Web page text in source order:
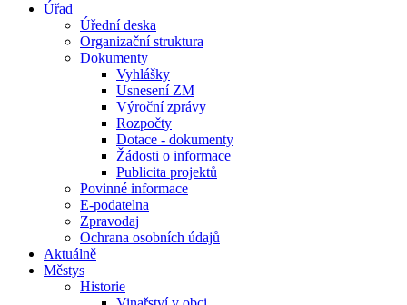
Úřad
Úřední deska
Organizační struktura
Dokumenty
Vyhlášky
Usnesení ZM
Výroční zprávy
Rozpočty
Dotace - dokumenty
Žádosti o informace
Publicita projektů
Povinné informace
E-podatelna
Zpravodaj
Ochrana osobních údajů
Aktuálně
Městys
Historie